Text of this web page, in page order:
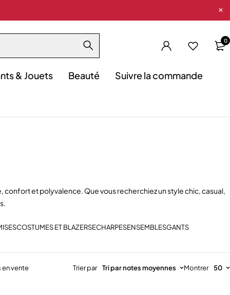
0
& Jouets Beauté Suivre la commande
et polyvalence. Que vous recherchiez un style chic, casual,
COSTUMES ET BLAZERSECHARPESENSEMBLESGANTS
vente Trier par Tri par notes moyennes Montrer 50